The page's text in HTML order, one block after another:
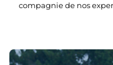
compagnie de nos